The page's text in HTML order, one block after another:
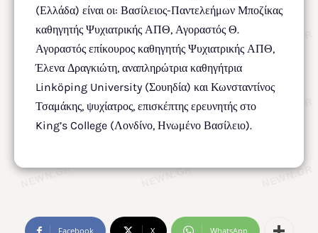
(Ελλάδα) είναι οι: Βασίλειος-Παντελεήμων Μποζίκας
καθηγητής Ψυχιατρικής ΑΠΘ, Αγοραστός Θ.
Αγοραστός επίκουρος καθηγητής Ψυχιατρικής ΑΠΘ,
Έλενα Δραγκιώτη, αναπληρώτρια καθηγήτρια
Linköping University (Σουηδία) και Κωνσταντίνος
Τσαμάκης, ψυχίατρος, επισκέπτης ερευνητής στο
King’s College (Λονδίνο, Ηνωμένο Βασίλειο).
Facebook X WhatsApp